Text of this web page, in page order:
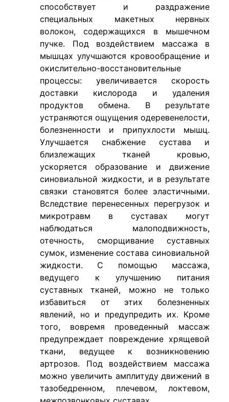
способствует и раздражение
специальных макетных нервных
волокон, содержащихся в мышечном
пучке. Под воздействием массажа в
мышцах улучшаются кровообращение и
окислительно-восстановительные
процессы: увеличивается скорость
доставки кислорода и удаления
продуктов обмена. В результате
устраняются ощущения одеревенелости,
болезненности и припухлости мышц.
Улучшается снабжение сустава и
близлежащих тканей кровью,
ускоряется образование и движение
синовиальной жидкости, и в результате
связки становятся более эластичными.
Вследствие перенесенных перегрузок и
микротравм в суставах могут
наблюдаться малоподвижность,
отечность, сморщивание суставных
сумок, изменение состава синовиальной
жидкости. С помощью массажа,
ведущего к улучшению питания
суставных тканей, можно не только
избавиться от этих болезненных
явлений, но и предупредить их. Кроме
того, вовремя проведенный массаж
предупреждает повреждение хрящевой
ткани, ведущее к возникновению
артрозов. Под воздействием массажа
можно увеличить амплитуду движений в
тазобедренном, плечевом, локтевом,